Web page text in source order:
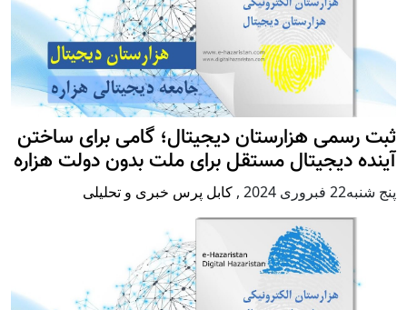
رسمی هزارستان دیجیتال؛ گامی برای ساختن
دیجیتال مستقل برای ملت بدون دولت هزاره
شنبه22 فبروری 2024 ,کابل پرس خبری و تحلیلی